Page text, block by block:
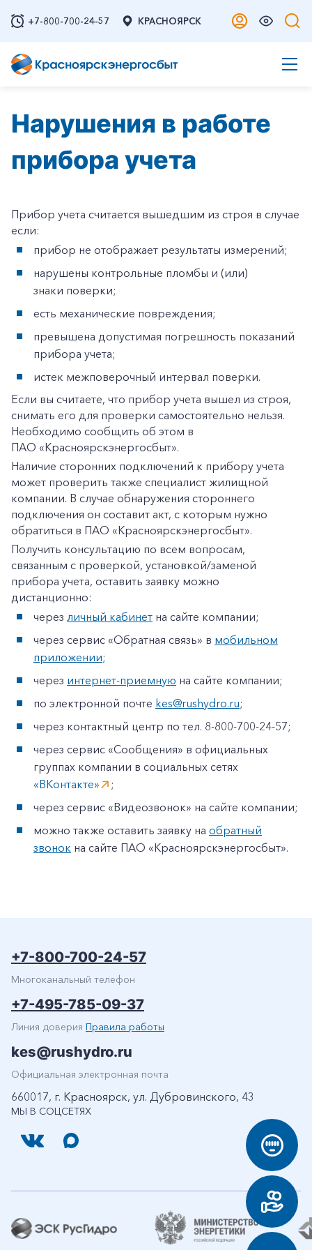
+7-800-700-24-57 КРАСНОЯРСК
+7-800-700-24-57
Частным клиентам
Корпоративным клиентам
Нарушения в работе
прибора учета
Прибор учета считается вышедшим из строя в случае
если:
прибор не отображает результаты измерений;
нарушены контрольные пломбы и (или)
знаки поверки;
есть механические повреждения;
превышена допустимая погрешность показаний
прибора учета;
истек межповерочный интервал поверки.
Если вы считаете, что прибор учета вышел из строя,
снимать его для проверки самостоятельно нельзя.
Необходимо сообщить об этом в
ПАО «Красноярскэнергосбыт».
Наличие сторонних подключений к прибору учета
может проверить также специалист жилищной
компании. В случае обнаружения стороннего
подключения он составит акт, с которым нужно
обратиться в ПАО «Красноярскэнергосбыт».
Получить консультацию по всем вопросам,
связанным с проверкой, установкой/заменой
прибора учета, оставить заявку можно
дистанционно:
через личный кабинет на сайте компании;
через сервис «Обратная связь» в мобильном
приложении;
через интернет-приемную на сайте компании;
по электронной почте kes@rushydro.ru;
через контактный центр по тел. 8-800-700-24-57;
через сервис «Сообщения» в официальных
группах компании в социальных сетях
«ВКонтакте»
;
через сервис «Видеозвонок» на сайте компании;
можно также оставить заявку на обратный
звонок на сайте ПАО «Красноярскэнергосбыт».
МЫ В СОЦСЕТЯХ
+7-800-700-24-57
Многоканальный телефон
+7-495-785-09-37
Линия доверия Правила работы
kes@rushydro.ru
Официальная электронная почта
660017, г. Красноярск, ул. Дубровинского, 43